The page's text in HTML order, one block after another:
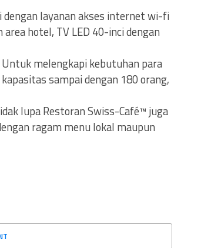
dengan layanan akses internet wi-fi
hotel, TV LED 40-inci dengan
melengkapi kebutuhan para
sampai dengan 180 orang,
lupa Restoran Swiss-Café™ juga
ragam menu lokal maupun